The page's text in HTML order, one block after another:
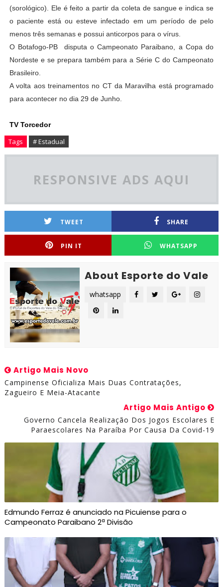
(sorológico). Ele é feito a partir da coleta de sangue e indica se
o paciente está ou esteve infectado em um período de pelo
menos três semanas e possui anticorpos para o vírus.
O Botafogo-PB disputa o Campeonato Paraibano, a Copa do
Nordeste e se prepara também para a Série C do Campeonato
Brasileiro.
A volta aos treinamentos no CT da Maravilha está programado
para acontecer no dia 29 de Junho.
TV Torcedor
Tags # Estadual
RESPONSIVE ADS AQUI
TWEET SHARE
PIN IT WHATSAPP
About Esporte do Vale
whatsapp
Artigo Mais Novo
Campinense Oficializa Mais Duas Contratações,
Zagueiro E Meia-Atacante
Artigo Mais Antigo
Governo Cancela Realização Dos Jogos Escolares E
Paraescolares Na Paraíba Por Causa Da Covid-19
Edmundo Ferraz é anunciado na Picuiense para o
Campeonato Paraibano 2ª Divisão